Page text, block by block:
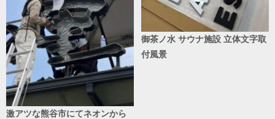
激アツな熊谷市にてネオンから
御茶ノ水 サウナ施設 立体文字取
付風景